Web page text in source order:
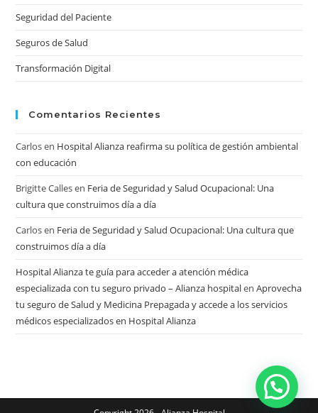
Seguridad del Paciente
Seguros de Salud
Transformación Digital
Comentarios Recientes
Carlosen Hospital Alianza reafirma su política de gestión ambiental
con educación
Brigitte Callesen Feria de Seguridad y Salud Ocupacional: Una
cultura que construimos día a día
Carlosen Feria de Seguridad y Salud Ocupacional: Una cultura que
construimos día a día
Hospital Alianza te guía para acceder a atención médica
especializada con tu seguro privado – Alianza hospitalenAprovecha
tu seguro de Salud y Medicina Prepagada y accede a los servicios
médicos especializados en Hospital Alianza